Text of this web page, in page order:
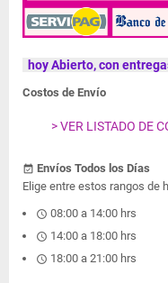
hoy Abierto, con
Costos de Envío
> VER LISTADO DE
event_available Envíos Todos los Días
Elige entre estos rangos de
schedule 08:00 a 14:00 hrs
schedule 14:00 a 18:00 hrs
schedule 18:00 a 21:00 hrs